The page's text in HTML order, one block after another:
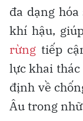
đa dạng
khí hậu,
rừng tiếp
lực khai
định về
Âu trong